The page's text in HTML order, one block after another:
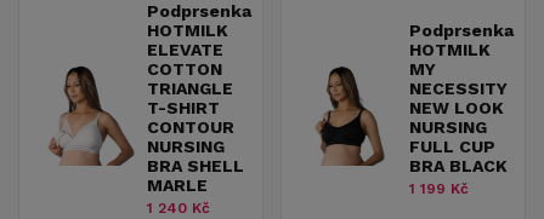
Podprsenka
HOTMILK
ELEVATE
COTTON
TRIANGLE
T-SHIRT
CONTOUR
NURSING
BRA SHELL
MARLE
1 240 Kč
Podprsenka
HOTMILK
MY
NECESSITY
NEW LOOK
NURSING
FULL CUP
BRA BLACK
1 199 Kč